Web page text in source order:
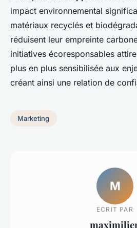
impact environnemental
matériaux recyclés et
réduisent leur empreinte
initiatives écoresponsables
plus en plus sensibilisée aux
créant ainsi une relation de
Marketing
M
ECRIT PAR